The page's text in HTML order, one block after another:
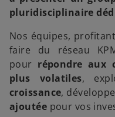
pluridisciplinaire
Nos équipes,
faire du réseau
pour répondre aux
plus volatiles,
croissance,
ajoutée pour vos